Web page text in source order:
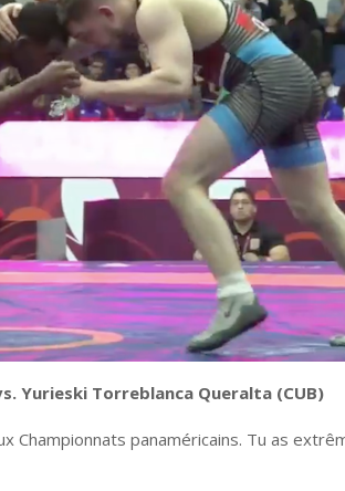
Yurieski Torreblanca Queralta (CUB)
Championnats panaméricains. Tu as